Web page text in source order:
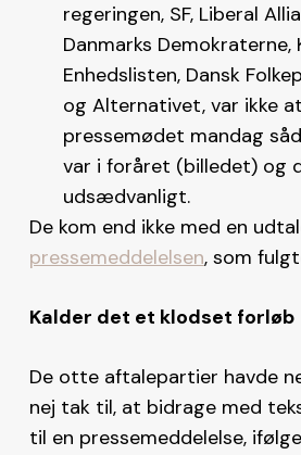
regeringen, SF, Liberal
Danmarks Demokraterne,
Enhedslisten, Dansk
og Alternativet, var ikke
pressemødet mandag
var i foråret (billedet) og
udsædvanligt.
De kom end ikke med en
pressemeddelelsen, som
Kalder det et klodset forløb
De otte aftalepartier havde
nej tak til, at bidrage med
til en pressemeddelelse,